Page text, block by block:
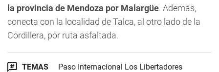
la provincia de Mendoza por Malargüe. Además,
conecta con la localidad de Talca, al otro lado de la
Cordillera, por ruta asfaltada.
TEMAS
Paso Internacional Los Libertadores